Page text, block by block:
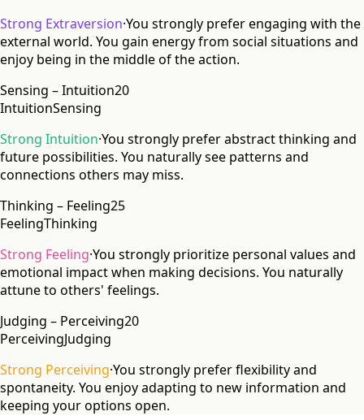
Strong Extraversion·You strongly prefer engaging with the
external world. You gain energy from social situations and
enjoy being in the middle of the action.
Sensing – Intuition20
IntuitionSensing
Strong Intuition·You strongly prefer abstract thinking and
future possibilities. You naturally see patterns and
connections others may miss.
Thinking – Feeling25
FeelingThinking
Strong Feeling·You strongly prioritize personal values and
emotional impact when making decisions. You naturally
attune to others' feelings.
Judging – Perceiving20
PerceivingJudging
Strong Perceiving·You strongly prefer flexibility and
spontaneity. You enjoy adapting to new information and
keeping your options open.